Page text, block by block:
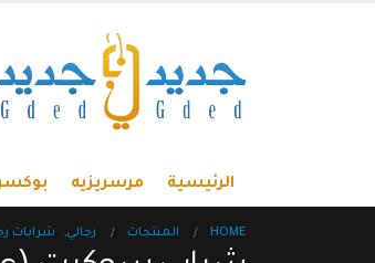
الرئيسية مرسريزيه
HOME المنتجات رجالي, شرابات